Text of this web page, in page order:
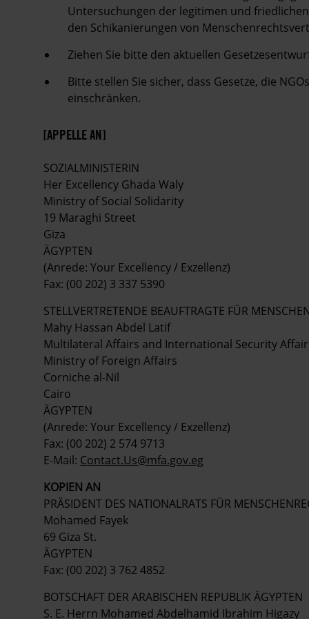
Untersuchungen der legitimen und
den Schikanierungen von
Ziehen Sie bitte den aktuellen
Bitte stellen Sie sicher, dass Gesetze, die
einschränken.
[APPELLE AN]
SOZIALMINISTERIN
Her Excellency Ghada Waly
Ministry of Social Solidarity
19 Maraghi Street
Giza
ÄGYPTEN
(Anrede: Your Excellency / Exzellenz)
Fax: (00 202) 3 337 5390
STELLVERTRETENDE BEAUFTRAGTE FÜR
Mahy Hassan Abdel Latif
Multilateral Affairs and International Security
Ministry of Foreign Affairs
Corniche al-Nil
Cairo
ÄGYPTEN
(Anrede: Your Excellency / Exzellenz)
Fax: (00 202) 2 574 9713
E-Mail: Contact.Us@mfa.gov.eg
KOPIEN AN
PRÄSIDENT DES NATIONALRATS FÜR
Mohamed Fayek
69 Giza St.
ÄGYPTEN
Fax: (00 202) 3 762 4852
BOTSCHAFT DER ARABISCHEN REPUBLIK ÄGYPTEN
S. E. Herrn Mohamed Abdelhamid Ibrahim Higazy